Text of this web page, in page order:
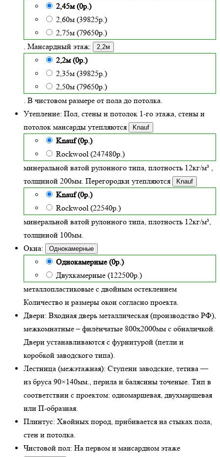
2,45м (0р.)
2,60м (39825р.)
2,75м (79650р.)
. Мансардный этаж:
2,2м
2,2м (0р.)
2,35м (39825р.)
2,50м (79650р.)
. В чистовом размере от пола до потолка.
Утепление: Пол, стены и потолок 1-го этажа, стены и
потолок мансарды утепляются
Knauf
Knauf (0р.)
Rockwool (247480р.)
минеральной ватой рулонного типа, плотность 12кг/м³ ,
толщиной 200мм. Перегородки утепляются Knauf
Knauf (0р.)
Rockwool (22540р.)
минеральной ватой рулонного типа, плотность 12кг/м³,
толщиной 100мм.
Окна:
Однокамерные
Однокамерные (0р.)
Двухкамерные (122500р.)
металлопластиковые с двойным остеклением
Количество и размеры окон согласно проекта.
Двери: Входная дверь металлическая (производство РФ),
межкомнатные – филёнчатые 800х2000мм с обналичкой.
Двери устанавливаются с фурнитурой (петли и
коробкой заводского типа).
Лестница (межэтажная): Ступени заводские, тетива —
из бруса 90×140мм., перила и балясины точеные. Тип в
соответствии с проектом: одномаршевая, двухмаршевая
или П-образная.
Плинтус: Хвойных пород, прибивается на стыках пола,
стен и потолка.
Чистовой пол: На первом и мансардном этаже